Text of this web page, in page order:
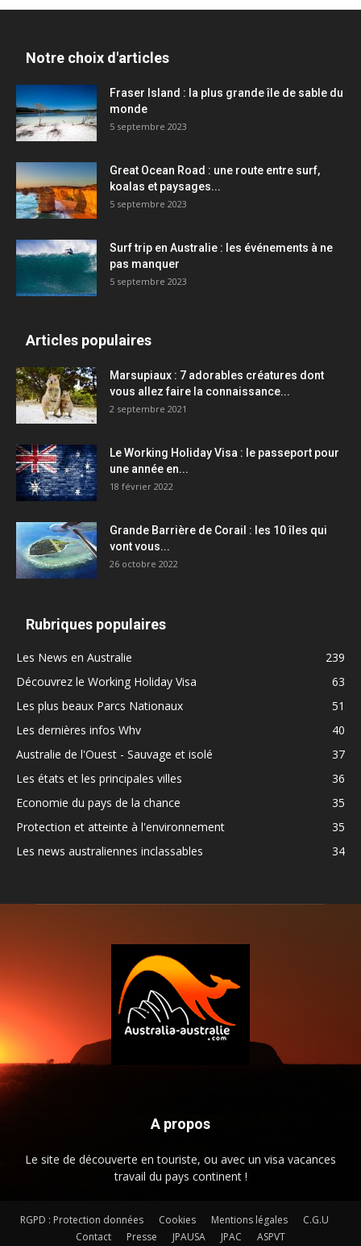
Notre choix d'articles
Fraser Island : la plus grande île de sable du
monde
5 septembre 2023
Great Ocean Road : une route entre surf,
koalas et paysages...
5 septembre 2023
Surf trip en Australie : les événements à ne
pas manquer
5 septembre 2023
Articles populaires
Marsupiaux : 7 adorables créatures dont
vous allez faire la connaissance...
2 septembre 2021
Le Working Holiday Visa : le passeport pour
une année en...
18 février 2022
Grande Barrière de Corail : les 10 îles qui
vont vous...
26 octobre 2022
Rubriques populaires
Les News en Australie
239
Découvrez le Working Holiday Visa
63
Les plus beaux Parcs Nationaux
51
Les dernières infos Whv
40
Australie de l'Ouest - Sauvage et isolé
37
Les états et les principales villes
36
Economie du pays de la chance
35
Protection et atteinte à l'environnement
35
Les news australiennes inclassables
34
A propos
Le site de découverte en touriste, ou avec un visa vacances
travail du pays continent !
RGPD : Protection données Cookies Mentions légales
C.G.U
Contact
Presse JPAUSA JPAC ASPVT